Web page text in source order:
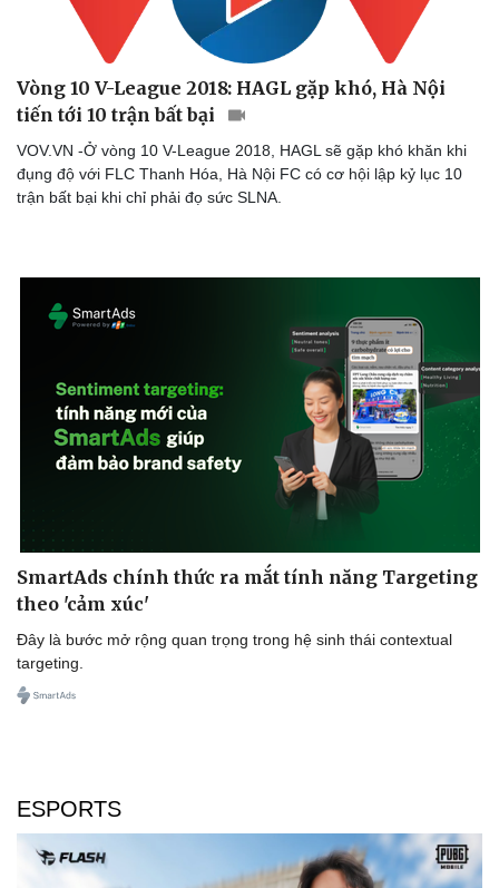
Văn hóa
Văn học
Âm nhạc
Di sản
Thời trang
Vòng 10 V-League 2018: HAGL gặp khó, Hà Nội
tiến tới 10 trận bất bại
VOV.VN -Ở vòng 10 V-League 2018, HAGL sẽ gặp khó khăn khi
đụng độ với FLC Thanh Hóa, Hà Nội FC có cơ hội lập kỷ lục 10
trận bất bại khi chỉ phải đọ sức SLNA.
SmartAds chính thức ra mắt tính năng Targeting
theo 'cảm xúc'
Đây là bước mở rộng quan trọng trong hệ sinh thái contextual
targeting.
ESPORTS